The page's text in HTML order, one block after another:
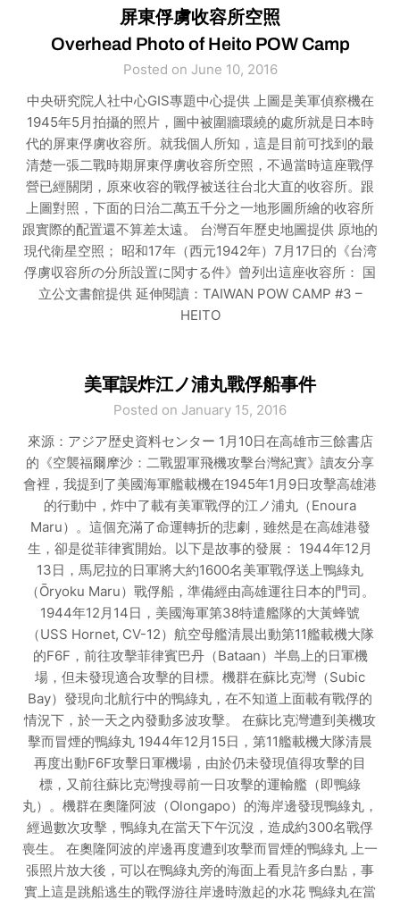
屏東俘虜收容所空照
Overhead Photo of Heito POW Camp
Posted on June 10, 2016
中央研究院人社中心GIS專題中心提供 上圖是美軍偵察機在
1945年5月拍攝的照片，圖中被圍牆環繞的處所就是日本時
代的屏東俘虜收容所。就我個人所知，這是目前可找到的最
清楚一張二戰時期屏東俘虜收容所空照，不過當時這座戰俘
營已經關閉，原來收容的戰俘被送往台北大直的收容所。跟
上圖對照，下面的日治二萬五千分之一地形圖所繪的收容所
跟實際的配置還不算差太遠。 台灣百年歷史地圖提供 原地的
現代衛星空照； 昭和17年（西元1942年）7月17日的《台湾
俘虜収容所の分所設置に関する件》曾列出這座收容所： 国
立公文書館提供 延伸閱讀：TAIWAN POW CAMP #3 –
HEITO
美軍誤炸江ノ浦丸戰俘船事件
Posted on January 15, 2016
來源：アジア歴史資料センター 1月10日在高雄市三餘書店
的《空襲福爾摩沙：二戰盟軍飛機攻擊台灣紀實》讀友分享
會裡，我提到了美國海軍艦載機在1945年1月9日攻擊高雄港
的行動中，炸中了載有美軍戰俘的江ノ浦丸（Enoura
Maru）。這個充滿了命運轉折的悲劇，雖然是在高雄港發
生，卻是從菲律賓開始。以下是故事的發展： 1944年12月
13日，馬尼拉的日軍將大約1600名美軍戰俘送上鴨綠丸
（Ōryoku Maru）戰俘船，準備經由高雄運往日本的門司。
1944年12月14日，美國海軍第38特遣艦隊的大黃蜂號
（USS Hornet, CV-12）航空母艦清晨出動第11艦載機大隊
的F6F，前往攻擊菲律賓巴丹（Bataan）半島上的日軍機
場，但未發現適合攻擊的目標。機群在蘇比克灣（Subic
Bay）發現向北航行中的鴨綠丸，在不知道上面載有戰俘的
情況下，於一天之內發動多波攻擊。 在蘇比克灣遭到美機攻
擊而冒煙的鴨綠丸 1944年12月15日，第11艦載機大隊清晨
再度出動F6F攻擊日軍機場，由於仍未發現值得攻擊的目
標，又前往蘇比克灣搜尋前一日攻擊的運輸艦（即鴨綠
丸）。機群在奧隆阿波（Olongapo）的海岸邊發現鴨綠丸，
經過數次攻擊，鴨綠丸在當天下午沉沒，造成約300名戰俘
喪生。 在奧隆阿波的岸邊再度遭到攻擊而冒煙的鴨綠丸 上一
張照片放大後，可以在鴨綠丸旁的海面上看見許多白點，事
實上這是跳船逃生的戰俘游往岸邊時激起的水花 鴨綠丸在當